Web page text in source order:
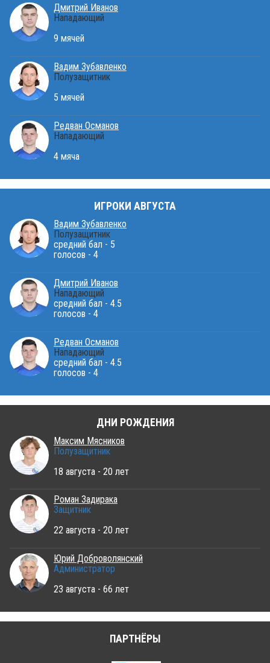
Дмитрий Иванов
Нападающий
9 мячей
Вадим Зубавленко
Полузащитник
5 мячей
Редван Османов
Нападающий
4 мяча
ИГРОКИ АВГУСТА
Вадим Зубавленко
Полузащитник
средний бал - 5
голосов - 4
Дмитрий Иванов
Нападающий
средний бал - 4.5
голосов - 4
Редван Османов
Нападающий
средний бал - 4.5
голосов - 4
ДНИ РОЖДЕНИЯ
Максим Мясников
Полузащитник
18 августа - 20 лет
Роман Задирака
Защитник
22 августа - 20 лет
Юрий Доброволянский
Администратор
23 августа - 66 лет
ПАРТНЁРЫ